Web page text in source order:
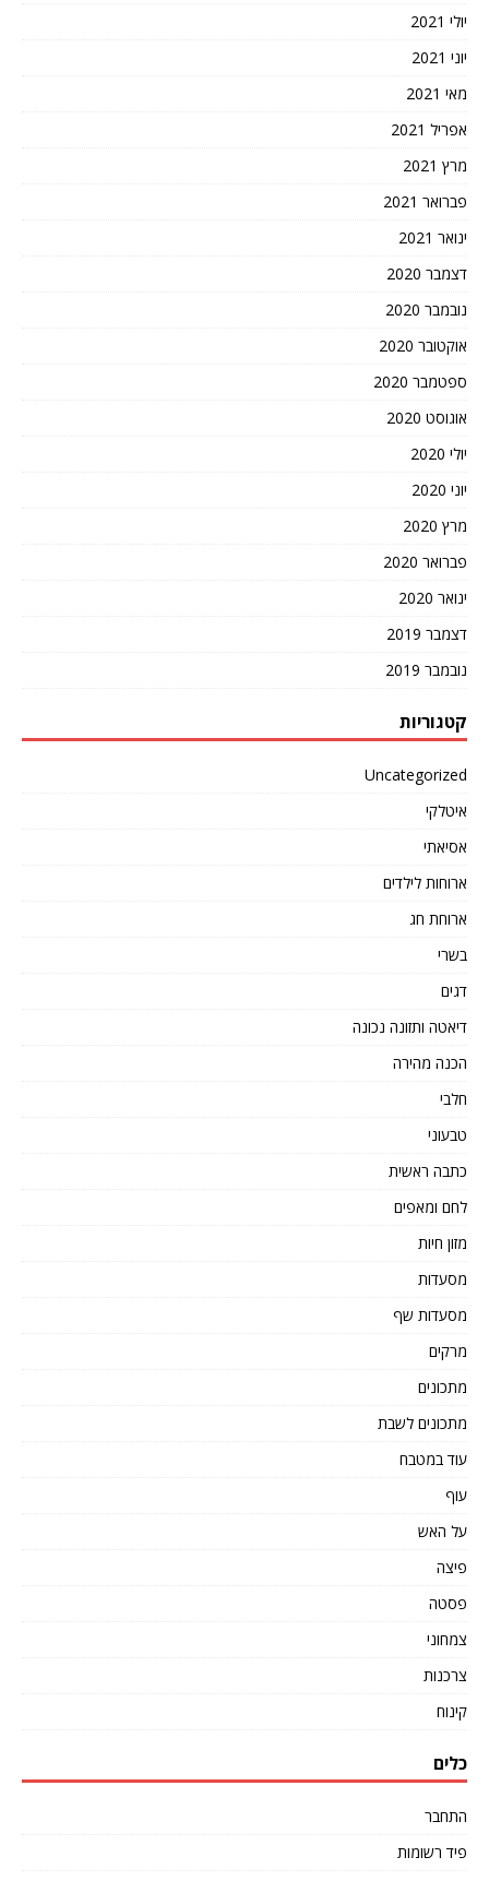
יולי 2021
יוני 2021
מאי 2021
אפריל 2021
מרץ 2021
פברואר 2021
ינואר 2021
דצמבר 2020
נובמבר 2020
אוקטובר 2020
ספטמבר 2020
אוגוסט 2020
יולי 2020
יוני 2020
מרץ 2020
פברואר 2020
ינואר 2020
דצמבר 2019
נובמבר 2019
קטגוריות
Uncategorized
איטלקי
אסיאתי
ארוחות לילדים
ארוחת חג
בשרי
דגים
דיאטה ותזונה נכונה
הכנה מהירה
חלבי
טבעוני
כתבה ראשית
לחם ומאפים
מזון חיות
מסעדות
מסעדות שף
מרקים
מתכונים
מתכונים לשבת
עוד במטבח
עוף
על האש
פיצה
פסטה
צמחוני
צרכנות
קינוח
כלים
התחבר
פיד רשומות